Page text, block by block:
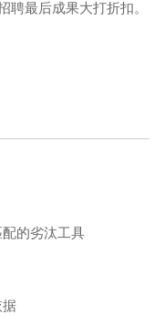
聘最后成果大打折扣。
的劣汰工具
据